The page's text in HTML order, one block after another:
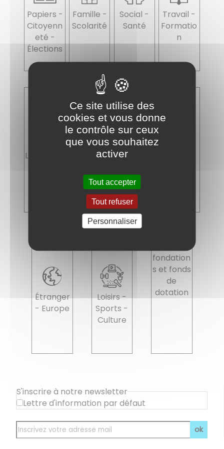
Papiers -
Citoyenn
eté -
Élections
Famille -
Scolarité
Social -
Santé
Travail -
Formatio
n
Logement
Transport
Mobilité
Argent -
Consom
mation
Étranger
- Europe
Loisirs -
Sports -
Culture
fondation
s et fonds
de
dotation
S'inscrire à notre newsletter
Lettre d'information par défaut
ok
Ce site utilise des
cookies et vous donne
le contrôle sur ceux
que vous souhaitez
activer
Tout accepter
Tout refuser
Personnaliser